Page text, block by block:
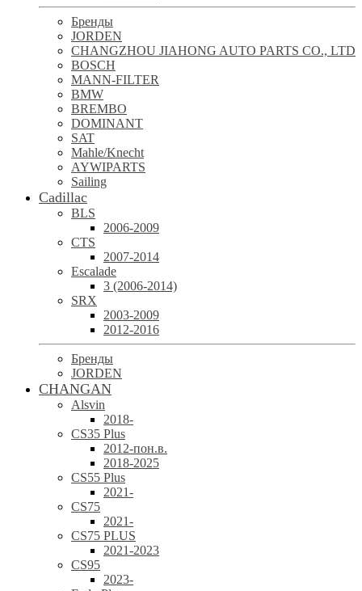
Бренды
JORDEN
CHANGZHOU JIAHONG AUTO PARTS CO., LTD
BOSCH
MANN-FILTER
BMW
BREMBO
DOMINANT
SAT
Mahle/Knecht
AYWIPARTS
Sailing
Cadillac
BLS
2006-2009
CTS
2007-2014
Escalade
3 (2006-2014)
SRX
2003-2009
2012-2016
Бренды
JORDEN
CHANGAN
Alsvin
2018-
CS35 Plus
2012-пон.в.
2018-2025
CS55 Plus
2021-
CS75
2021-
CS75 PLUS
2021-2023
CS95
2023-